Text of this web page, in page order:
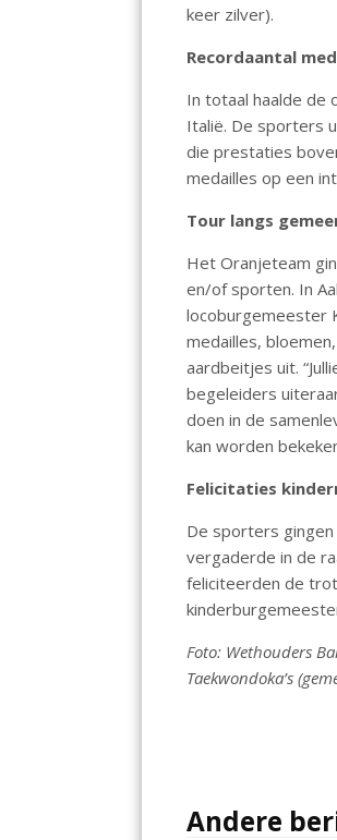
keer zilver).
Recordaantal
In totaal haalde de
Italië. De sporters
die prestaties
medailles op een
Tour langs
Het Oranjeteam
en/of sporten. In
locoburgemeester
medailles,
aardbeitjes uit.
begeleiders
doen in de
kan worden
Felicitaties
De sporters
vergaderde in de
feliciteerden de
Foto: Wethouders
Taekwondoka’s
Andere